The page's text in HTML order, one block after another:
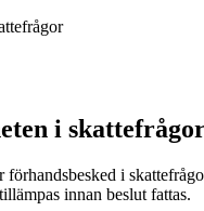
i
i
innan beslut fattas.